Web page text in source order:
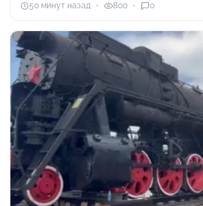
50 минут назад 800 0